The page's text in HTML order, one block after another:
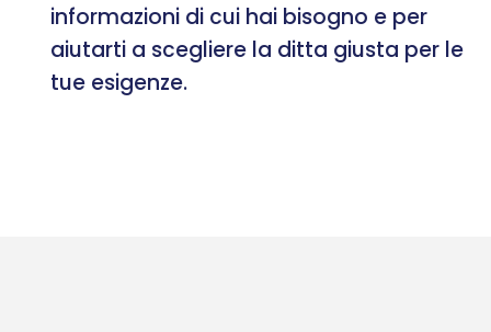
informazioni di cui hai bisogno e per
aiutarti a scegliere la ditta giusta per le
tue esigenze.